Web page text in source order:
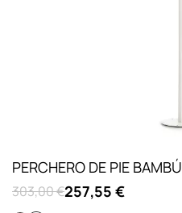
PERCHERO DE PIE BAMBÚ
303,00 €257,55 €